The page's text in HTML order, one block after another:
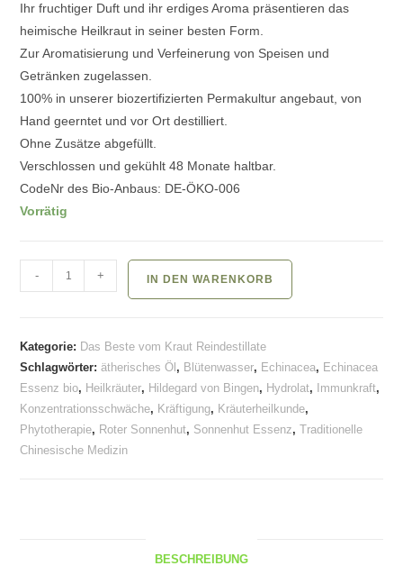
Ihr fruchtiger Duft und ihr erdiges Aroma präsentieren das
heimische Heilkraut in seiner besten Form.
Zur Aromatisierung und Verfeinerung von Speisen und
Getränken zugelassen.
100% in unserer biozertifizierten Permakultur angebaut, von
Hand geerntet und vor Ort destilliert.
Ohne Zusätze abgefüllt.
Verschlossen und gekühlt 48 Monate haltbar.
CodeNr des Bio-Anbaus: DE-ÖKO-006
Vorrätig
Beste
Menge
- + IN DEN WARENKORB
Kategorie: Das Beste vom Kraut Reindestillate
Schlagwörter:ätherisches Öl , Blütenwasser, Echinacea, Echinacea
Essenz bio, Heilkräuter, Hildegard von Bingen, Hydrolat, Immunkraft,
Konzentrationsschwäche, Kräftigung, Kräuterheilkunde,
Phytotherapie, Roter Sonnenhut, Sonnenhut Essenz,Traditionelle
Chinesische Medizin
BESCHREIBUNG